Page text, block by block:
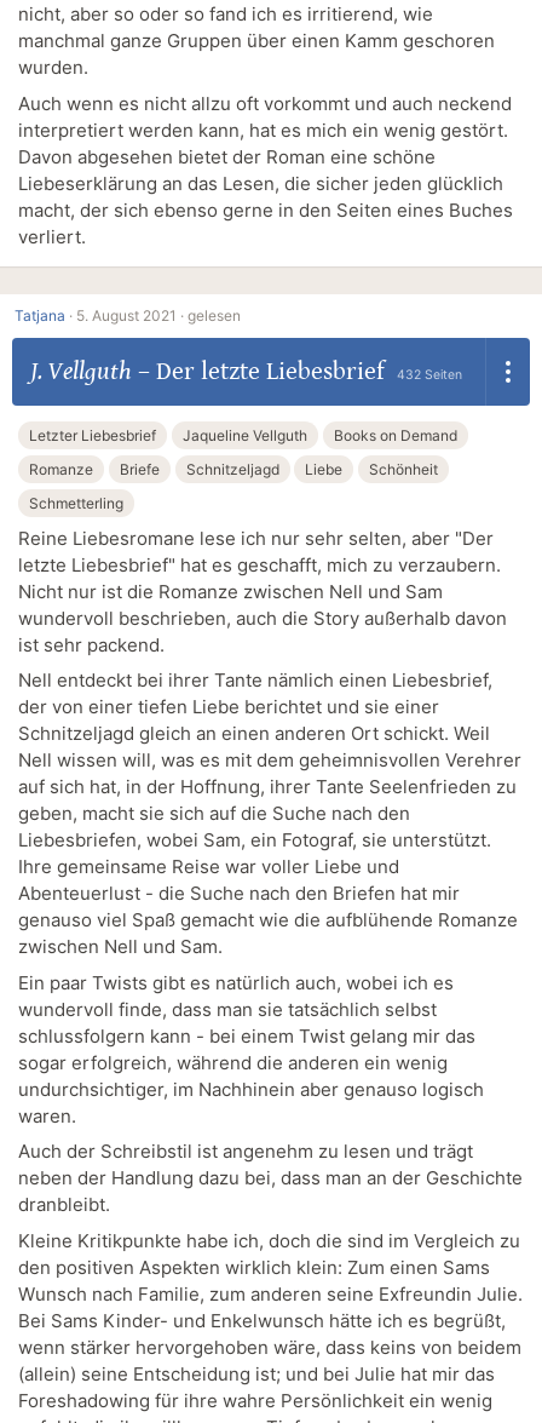
nicht, aber so oder so fand ich es irritierend, wie
manchmal ganze Gruppen über einen Kamm geschoren
wurden.
Auch wenn es nicht allzu oft vorkommt und auch neckend
interpretiert werden kann, hat es mich ein wenig gestört.
Davon abgesehen bietet der Roman eine schöne
Liebeserklärung an das Lesen, die sicher jeden glücklich
macht, der sich ebenso gerne in den Seiten eines Buches
verliert.
Tatjana · 5. August 2021 · gelesen
J. Vellguth – Der letzte Liebesbrief 432 Seiten
Letzter Liebesbrief Jaqueline Vellguth
Books on Demand
Romanze
Briefe Schnitzeljagd Liebe
Schönheit
Schmetterling
Reine Liebesromane lese ich nur sehr selten, aber "Der
letzte Liebesbrief" hat es geschafft, mich zu verzaubern.
Nicht nur ist die Romanze zwischen Nell und Sam
wundervoll beschrieben, auch die Story außerhalb davon
ist sehr packend.
Nell entdeckt bei ihrer Tante nämlich einen Liebesbrief,
der von einer tiefen Liebe berichtet und sie einer
Schnitzeljagd gleich an einen anderen Ort schickt. Weil
Nell wissen will, was es mit dem geheimnisvollen Verehrer
auf sich hat, in der Hoffnung, ihrer Tante Seelenfrieden zu
geben, macht sie sich auf die Suche nach den
Liebesbriefen, wobei Sam, ein Fotograf, sie unterstützt.
Ihre gemeinsame Reise war voller Liebe und
Abenteuerlust - die Suche nach den Briefen hat mir
genauso viel Spaß gemacht wie die aufblühende Romanze
zwischen Nell und Sam.
Ein paar Twists gibt es natürlich auch, wobei ich es
wundervoll finde, dass man sie tatsächlich selbst
schlussfolgern kann - bei einem Twist gelang mir das
sogar erfolgreich, während die anderen ein wenig
undurchsichtiger, im Nachhinein aber genauso logisch
waren.
Auch der Schreibstil ist angenehm zu lesen und trägt
neben der Handlung dazu bei, dass man an der Geschichte
dranbleibt.
Kleine Kritikpunkte habe ich, doch die sind im Vergleich zu
den positiven Aspekten wirklich klein: Zum einen Sams
Wunsch nach Familie, zum anderen seine Exfreundin Julie.
Bei Sams Kinder- und Enkelwunsch hätte ich es begrüßt,
wenn stärker hervorgehoben wäre, dass keins von beidem
(allein) seine Entscheidung ist; und bei Julie hat mir das
Foreshadowing für ihre wahre Persönlichkeit ein wenig